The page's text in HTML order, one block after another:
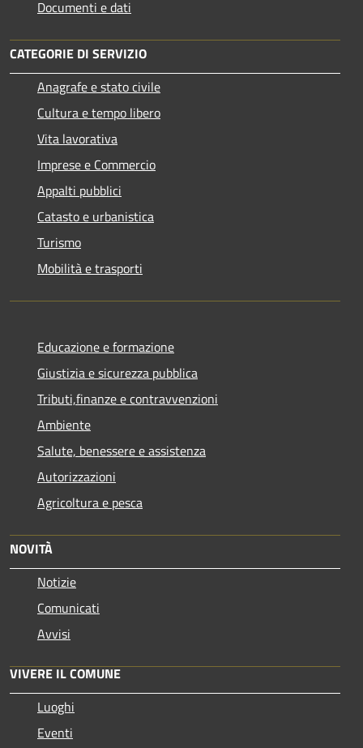
Documenti e dati
CATEGORIE DI SERVIZIO
Anagrafe e stato civile
Cultura e tempo libero
Vita lavorativa
Imprese e Commercio
Appalti pubblici
Catasto e urbanistica
Turismo
Mobilità e trasporti
Educazione e formazione
Giustizia e sicurezza pubblica
Tributi,finanze e contravvenzioni
Ambiente
Salute, benessere e assistenza
Autorizzazioni
Agricoltura e pesca
NOVITÀ
Notizie
Comunicati
Avvisi
VIVERE IL COMUNE
Luoghi
Eventi